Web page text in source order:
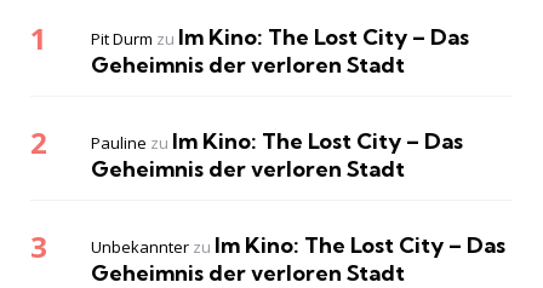
Pit Durm zu Im Kino: The Lost City – Das
Geheimnis der verloren Stadt
Pauline zu Im Kino: The Lost City – Das
Geheimnis der verloren Stadt
Unbekannter zu Im Kino: The Lost City – Das
Geheimnis der verloren Stadt